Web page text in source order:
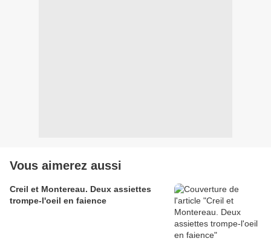
Vous aimerez aussi
Creil et Montereau. Deux assiettes
trompe-l'oeil en faience